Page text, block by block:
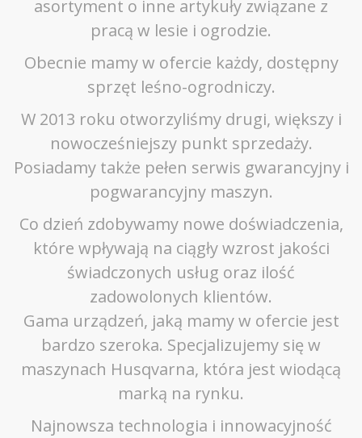
asortyment o inne artykuły związane z
pracą w lesie i ogrodzie.
Obecnie mamy w ofercie każdy, dostępny
sprzęt leśno-ogrodniczy.
W 2013 roku otworzyliśmy drugi, większy i
nowocześniejszy punkt sprzedaży.
Posiadamy także pełen serwis gwarancyjny i
pogwarancyjny maszyn.
Co dzień zdobywamy nowe doświadczenia,
które wpływają na ciągły wzrost jakości
świadczonych usług oraz ilość
zadowolonych klientów.
Gama urządzeń, jaką mamy w ofercie jest
bardzo szeroka. Specjalizujemy się w
maszynach Husqvarna, która jest wiodącą
marką na rynku.
Najnowsza technologia i innowacyjność